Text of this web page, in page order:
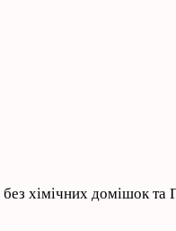
хімічних домішок